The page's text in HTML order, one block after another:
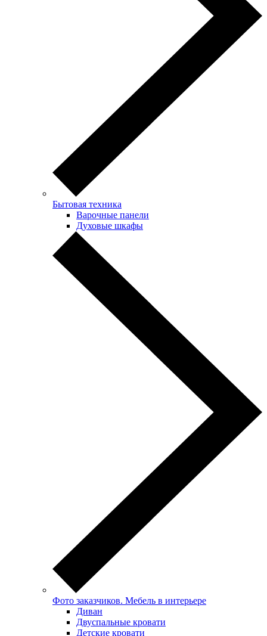
Бытовая техника
Варочные панели
Духовые шкафы
Фото заказчиков. Мебель в интерьере
Диван
Двуспальные кровати
Детские кровати